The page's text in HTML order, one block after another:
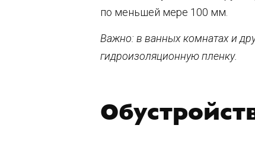
по меньшей мере 100 мм.
Важно: в ванных комнатах и
гидроизоляционную пленку.